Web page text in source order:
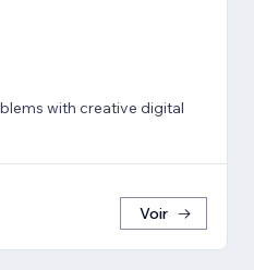
with creative digital
Voir